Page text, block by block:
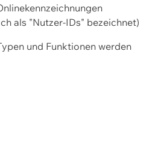
als "Nutzer-IDs" bezeichnet)
und Funktionen werden